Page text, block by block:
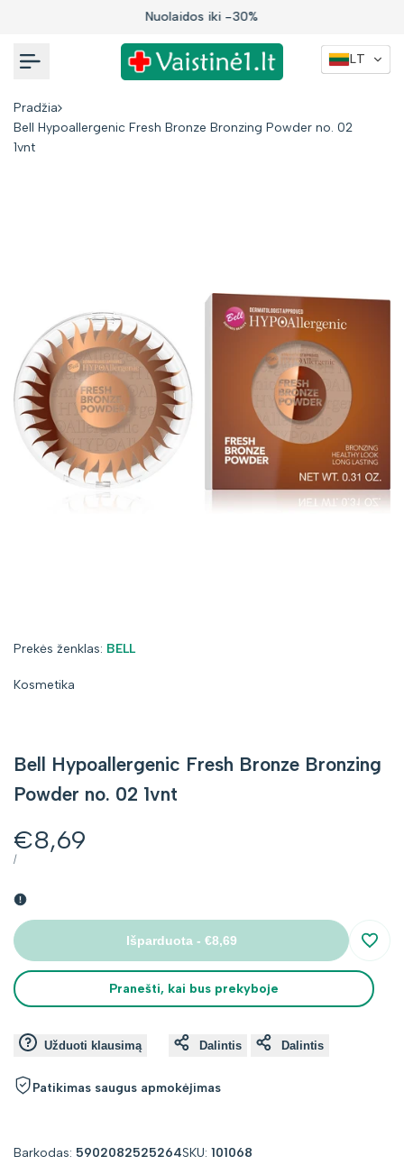
Nuolaidos iki -30%
Pradžia
Bell Hypoallergenic Fresh Bronze Bronzing Powder no. 02
1vnt
Prekės ženklas: Prekės
BELL
Kosmetika
Bell Hypoallergenic Fresh Bronze Bronzing
Powder no. 02 1vnt
Kaina
su
nuolaida
€8,69
VIENETO
/PER
Išparduota - €8,69
Pranešti, kai bus prekyboje
Užduoti klausimą Dalintis Dalintis
Patikimas saugus apmokėjimas
Barkodas: 5902082525264SKU: 101068
LT